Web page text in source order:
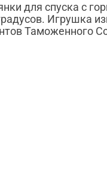
для спуска с
Игрушка
Таможенного